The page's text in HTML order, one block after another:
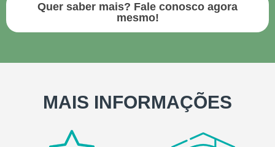
Quer saber mais? Fale conosco agora
mesmo!
MAIS INFORMAÇÕES